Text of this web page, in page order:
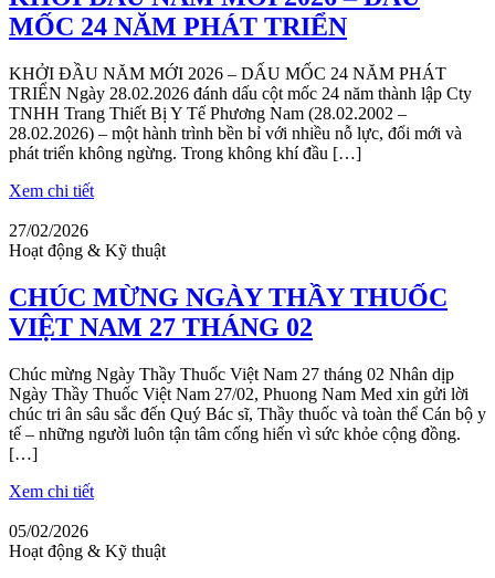
MỐC 24 NĂM PHÁT TRIỂN
KHỞI ĐẦU NĂM MỚI 2026 – DẤU MỐC 24 NĂM PHÁT
TRIỂN Ngày 28.02.2026 đánh dấu cột mốc 24 năm thành lập Cty
TNHH Trang Thiết Bị Y Tế Phương Nam (28.02.2002 –
28.02.2026) – một hành trình bền bỉ với nhiều nỗ lực, đổi mới và
phát triển không ngừng. Trong không khí đầu […]
Xem chi tiết
27/02/2026
Hoạt động & Kỹ thuật
CHÚC MỪNG NGÀY THẦY THUỐC
VIỆT NAM 27 THÁNG 02
Chúc mừng Ngày Thầy Thuốc Việt Nam 27 tháng 02 Nhân dịp
Ngày Thầy Thuốc Việt Nam 27/02, Phuong Nam Med xin gửi lời
chúc tri ân sâu sắc đến Quý Bác sĩ, Thầy thuốc và toàn thể Cán bộ y
tế – những người luôn tận tâm cống hiến vì sức khỏe cộng đồng.
[…]
Xem chi tiết
05/02/2026
Hoạt động & Kỹ thuật